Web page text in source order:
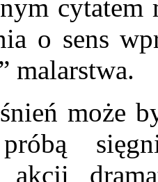
o sens
malarstwa.
może
akcji